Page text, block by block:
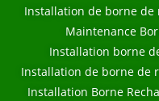
Installation de borne
Maintenance
Installation borne
Installation de borne de
Installation Borne